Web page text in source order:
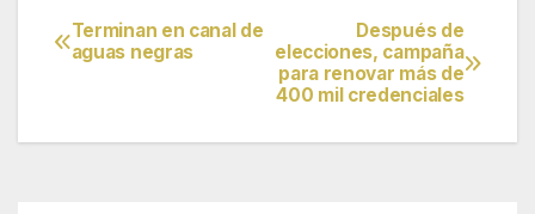
Navegación
entradas
Después de
elecciones, campaña
para renovar más de
400 mil credenciales
Terminan en canal de
aguas negras